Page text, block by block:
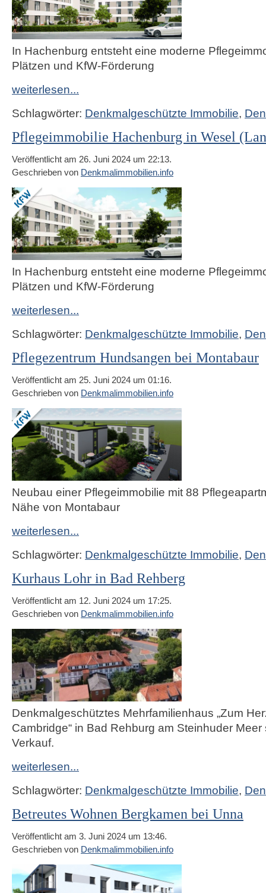
In Hachenburg entsteht eine moderne
Plätzen und KfW-Förderung
weiterlesen...
Schlagwörter: Denkmalgeschützte Immobilie,
Pflegeimmobilie Hachenburg in Wesel
Veröffentlicht am 26. Juni 2024 um 22:13.
Geschrieben von Denkmalimmobilien.info
In Hachenburg entsteht eine moderne
Plätzen und KfW-Förderung
weiterlesen...
Schlagwörter: Denkmalgeschützte Immobilie,
Pflegezentrum Hundsangen bei Montabaur
Veröffentlicht am 25. Juni 2024 um 01:16.
Geschrieben von Denkmalimmobilien.info
Neubau einer Pflegeimmobilie mit 88
Nähe von Montabaur
weiterlesen...
Schlagwörter: Denkmalgeschützte Immobilie,
Kurhaus Lohr in Bad Rehberg
Veröffentlicht am 12. Juni 2024 um 17:25.
Geschrieben von Denkmalimmobilien.info
Denkmalgeschütztes Mehrfamilienhaus „Zum
Cambridge“ in Bad Rehburg am Steinhuder Meer
Verkauf.
weiterlesen...
Schlagwörter: Denkmalgeschützte Immobilie,
Betreutes Wohnen Bergkamen bei Unna
Veröffentlicht am 3. Juni 2024 um 13:46.
Geschrieben von Denkmalimmobilien.info